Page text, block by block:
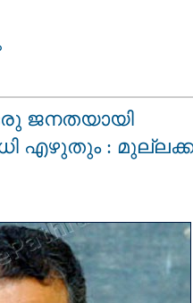
ജനതയായി
എഴുതും :